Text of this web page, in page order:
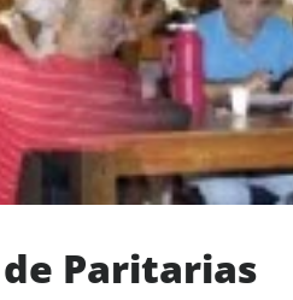
de Paritarias